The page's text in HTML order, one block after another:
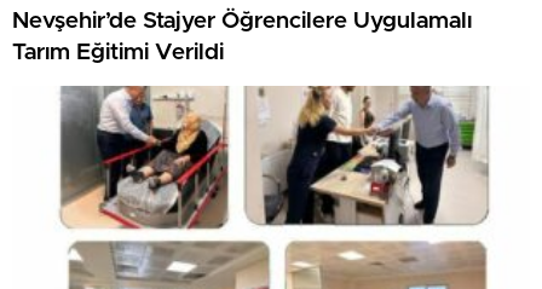
Nevşehir’de Stajyer Öğrencilere Uygulamalı
Tarım Eğitimi Verildi